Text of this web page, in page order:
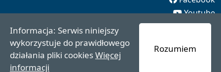
Youtube
Spotify
redakcja [[]] czaswschodni.pl
czaswschodni.pl 2021 - 2025
Informacja: Serwis niniejszy
wykorzystuje do prawidłowego
działania pliki cookiesWięcej
informacji
Rozumiem